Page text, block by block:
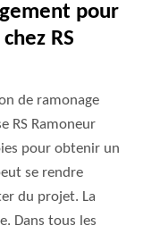
pour
RS
de ramonage
RS Ramoneur
pour obtenir un
se rendre
du projet. La
Dans tous les